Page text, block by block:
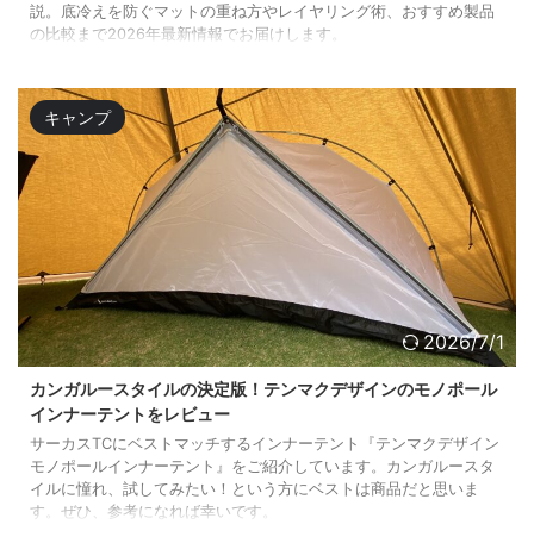
説。底冷えを防ぐマットの重ね方やレイヤリング術、おすすめ製品
の比較まで2026年最新情報でお届けします。
キャンプ
2026/7/1
カンガルースタイルの決定版！テンマクデザインのモノポール
インナーテントをレビュー
サーカスTCにベストマッチするインナーテント『テンマクデザイン
モノポールインナーテント』をご紹介しています。カンガルースタ
イルに憧れ、試してみたい！という方にベストは商品だと思いま
す。ぜひ、参考になれば幸いです。